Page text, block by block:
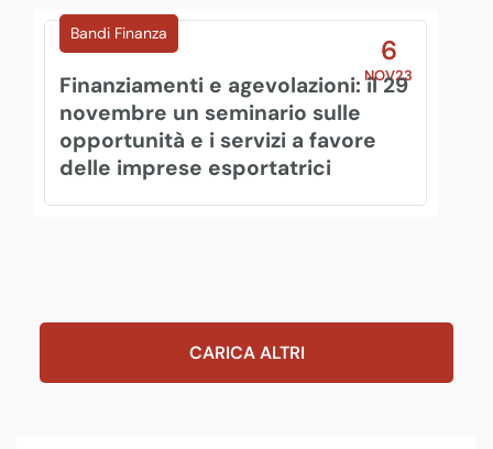
6
NOV23
Bandi Finanza
Finanziamenti e agevolazioni: il 29
novembre un seminario sulle
opportunità e i servizi a favore
delle imprese esportatrici
CARICA ALTRI